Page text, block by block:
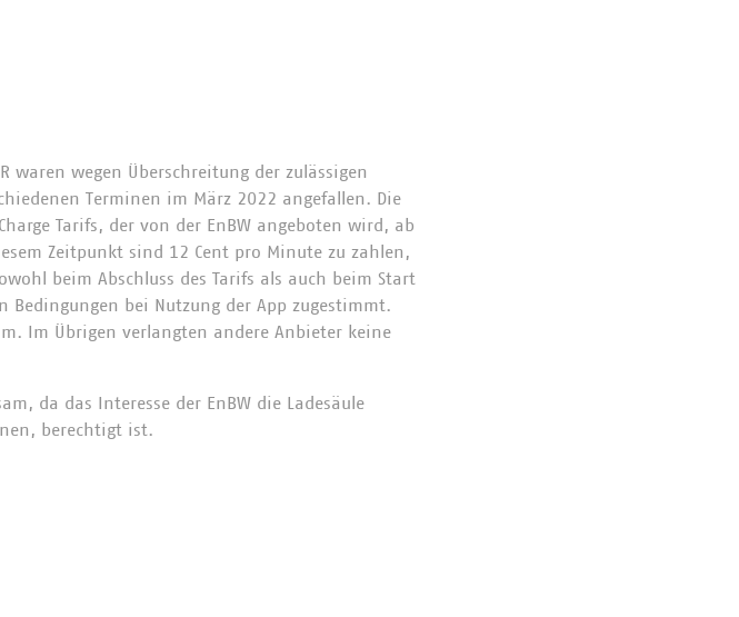
waren wegen Überschreitung der zulässigen
Terminen im März 2022 angefallen. Die
Tarifs, der von der EnBW angeboten wird, ab
Zeitpunkt sind 12 Cent pro Minute zu zahlen,
beim Abschluss des Tarifs als auch beim Start
Bedingungen bei Nutzung der App zugestimmt.
Im Übrigen verlangten andere Anbieter keine
da das Interesse der EnBW die Ladesäule
berechtigt ist.